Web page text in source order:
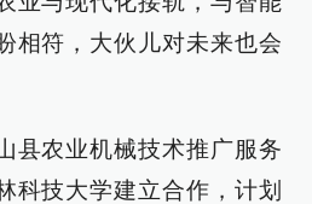
相符，大伙儿对未来也会
县农业机械技术推广服务
科技大学建立合作，计划